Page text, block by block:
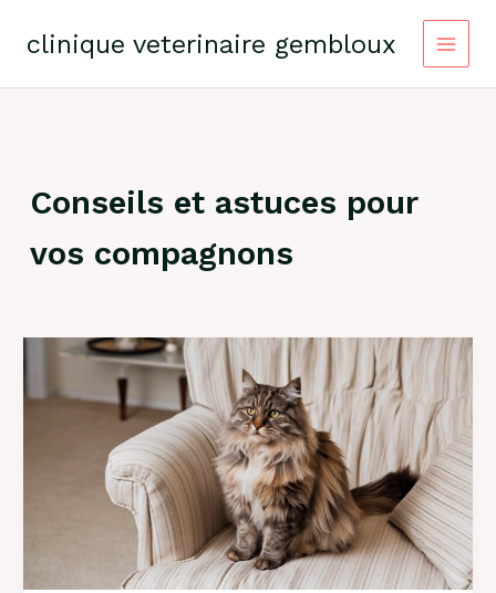
contentclinique veterinaire gembloux
Conseils et astuces pour
vos compagnons